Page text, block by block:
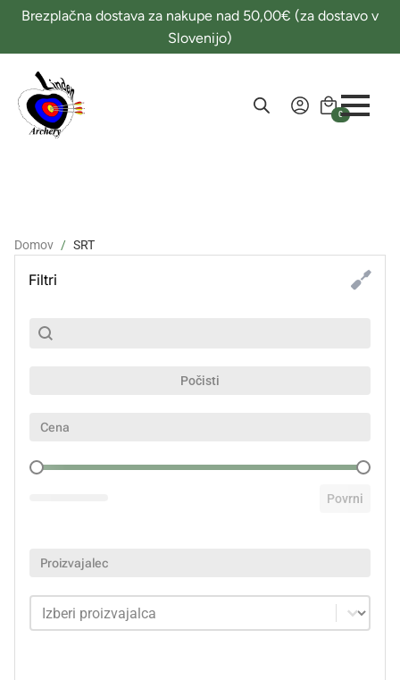
Brezplačna dostava za nakupe nad 50,00€ (za dostavo v
Slovenijo)
0
Domov SRT
Filtri
SubSearch
Search content
Počisti
Cena
Cena
Povrni
Proizvajalec
Proizvajalec
Proizvajalec